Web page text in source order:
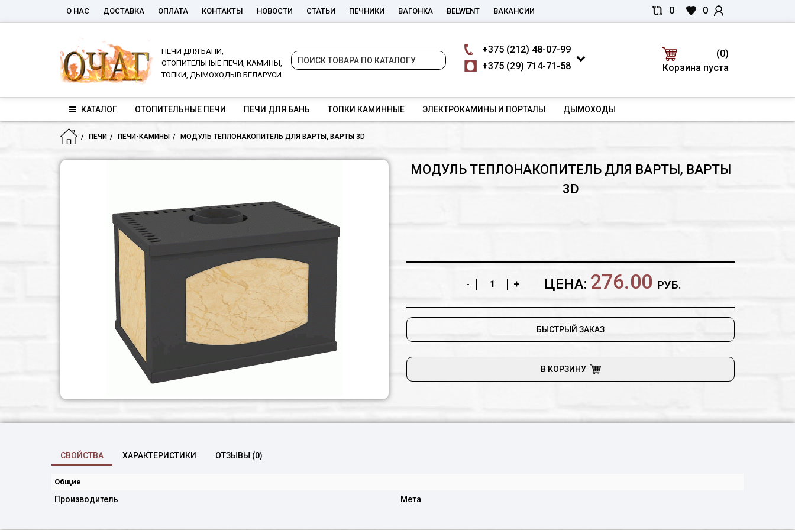
О НАС ДОСТАВКА ОПЛАТА КОНТАКТЫ НОВОСТИ СТАТЬИ ПЕЧНИКИ ВАГОНКА BELWENT ВАКАНСИИ 0 0
ПЕЧИ ДЛЯ БАНИ,
ОТОПИТЕЛЬНЫЕ ПЕЧИ, КАМИНЫ,
ТОПКИ, ДЫМОХОДЫВ БЕЛАРУСИ
+375 (212) 48-07-99
+375 (29) 714-71-58
(0)
Корзина пуста
КАТАЛОГ ОТОПИТЕЛЬНЫЕ ПЕЧИ ПЕЧИ ДЛЯ БАНЬ ТОПКИ КАМИННЫЕ ЭЛЕКТРОКАМИНЫ И ПОРТАЛЫ ДЫМОХОДЫ
ПЕЧИ ПЕЧИ-КАМИНЫ МОДУЛЬ ТЕПЛОНАКОПИТЕЛЬ ДЛЯ ВАРТЫ, ВАРТЫ 3D
МОДУЛЬ ТЕПЛОНАКОПИТЕЛЬ ДЛЯ ВАРТЫ, ВАРТЫ
3D
+
- ЦЕНА: 276.00 РУБ.
БЫСТРЫЙ ЗАКАЗ
В КОРЗИНУ
СВОЙСТВА ХАРАКТЕРИСТИКИ ОТЗЫВЫ (0)
Общие
Производитель Мета